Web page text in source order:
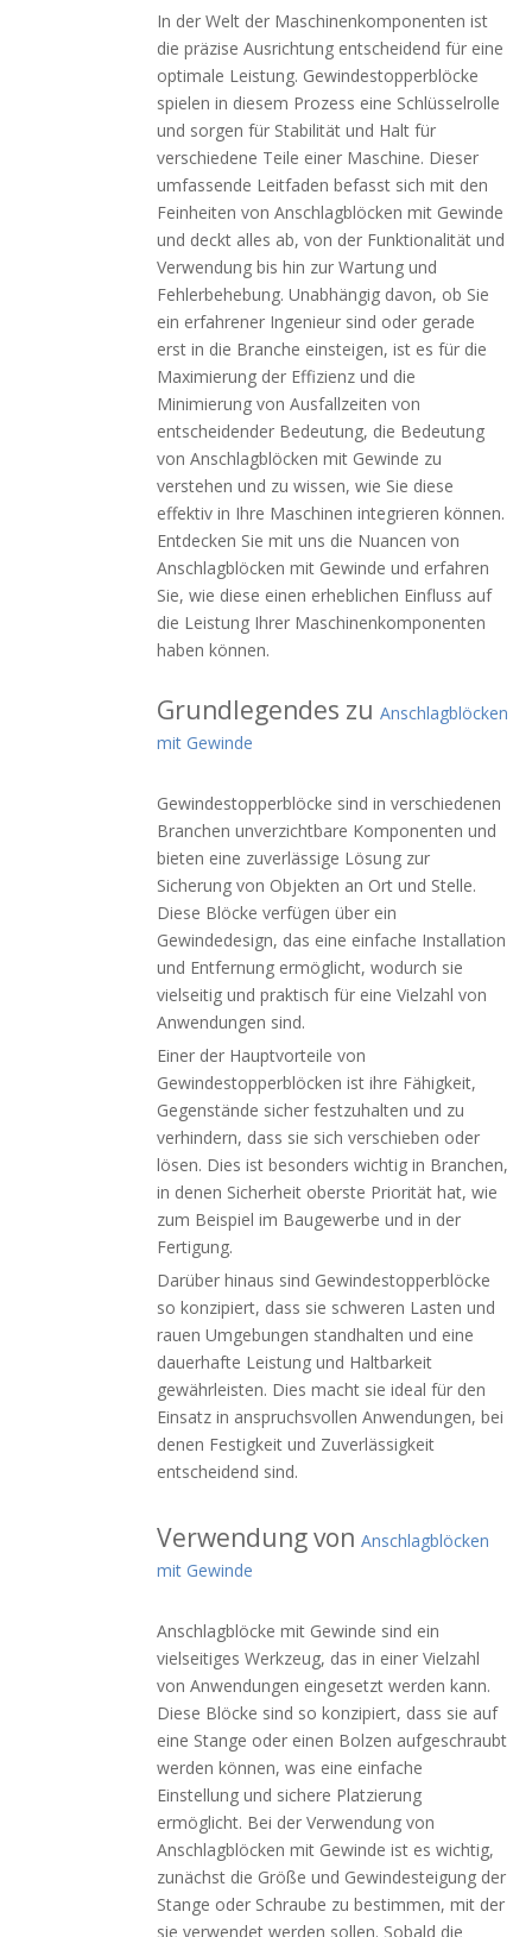
In der Welt der Maschinenkomponenten ist
die präzise Ausrichtung entscheidend für eine
optimale Leistung. Gewindestopperblöcke
spielen in diesem Prozess eine Schlüsselrolle
und sorgen für Stabilität und Halt für
verschiedene Teile einer Maschine. Dieser
umfassende Leitfaden befasst sich mit den
Feinheiten von Anschlagblöcken mit Gewinde
und deckt alles ab, von der Funktionalität und
Verwendung bis hin zur Wartung und
Fehlerbehebung. Unabhängig davon, ob Sie
ein erfahrener Ingenieur sind oder gerade
erst in die Branche einsteigen, ist es für die
Maximierung der Effizienz und die
Minimierung von Ausfallzeiten von
entscheidender Bedeutung, die Bedeutung
von Anschlagblöcken mit Gewinde zu
verstehen und zu wissen, wie Sie diese
effektiv in Ihre Maschinen integrieren können.
Entdecken Sie mit uns die Nuancen von
Anschlagblöcken mit Gewinde und erfahren
Sie, wie diese einen erheblichen Einfluss auf
die Leistung Ihrer Maschinenkomponenten
haben können.
Grundlegendes zu Anschlagblöcken
mit Gewinde
Gewindestopperblöcke sind in verschiedenen
Branchen unverzichtbare Komponenten und
bieten eine zuverlässige Lösung zur
Sicherung von Objekten an Ort und Stelle.
Diese Blöcke verfügen über ein
Gewindedesign, das eine einfache Installation
und Entfernung ermöglicht, wodurch sie
vielseitig und praktisch für eine Vielzahl von
Anwendungen sind.
Einer der Hauptvorteile von
Gewindestopperblöcken ist ihre Fähigkeit,
Gegenstände sicher festzuhalten und zu
verhindern, dass sie sich verschieben oder
lösen. Dies ist besonders wichtig in Branchen,
in denen Sicherheit oberste Priorität hat, wie
zum Beispiel im Baugewerbe und in der
Fertigung.
Darüber hinaus sind Gewindestopperblöcke
so konzipiert, dass sie schweren Lasten und
rauen Umgebungen standhalten und eine
dauerhafte Leistung und Haltbarkeit
gewährleisten. Dies macht sie ideal für den
Einsatz in anspruchsvollen Anwendungen, bei
denen Festigkeit und Zuverlässigkeit
entscheidend sind.
Verwendung von Anschlagblöcken
mit Gewinde
Anschlagblöcke mit Gewinde sind ein
vielseitiges Werkzeug, das in einer Vielzahl
von Anwendungen eingesetzt werden kann.
Diese Blöcke sind so konzipiert, dass sie auf
eine Stange oder einen Bolzen aufgeschraubt
werden können, was eine einfache
Einstellung und sichere Platzierung
ermöglicht. Bei der Verwendung von
Anschlagblöcken mit Gewinde ist es wichtig,
zunächst die Größe und Gewindesteigung der
Stange oder Schraube zu bestimmen, mit der
sie verwendet werden sollen. Sobald die